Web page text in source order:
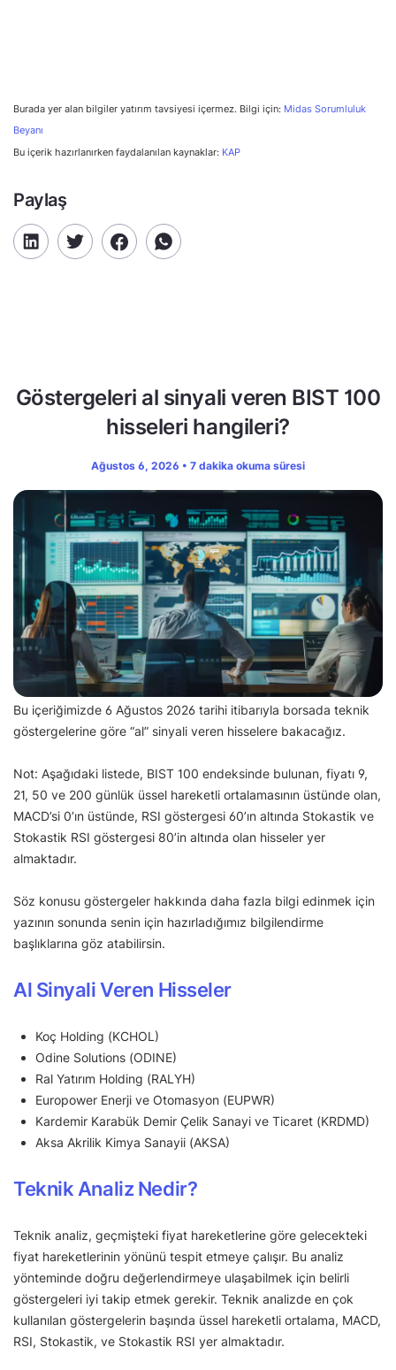
Burada yer alan bilgiler yatırım tavsiyesi içermez. Bilgi için: Midas Sorumluluk
Beyanı
Bu içerik hazırlanırken faydalanılan kaynaklar: KAP
Paylaş
Göstergeleri al sinyali veren BIST 100
hisseleri hangileri?
Ağustos 6, 2026 • 7 dakika okuma süresi
Bu içeriğimizde 6 Ağustos 2026 tarihi itibarıyla borsada teknik
göstergelerine göre “al” sinyali veren hisselere bakacağız.
Not: Aşağıdaki listede, BIST 100 endeksinde bulunan, fiyatı 9,
21, 50 ve 200 günlük üssel hareketli ortalamasının üstünde olan,
MACD’si 0’ın üstünde, RSI göstergesi 60’ın altında Stokastik ve
Stokastik RSI göstergesi 80’in altında olan hisseler yer
almaktadır.
Söz konusu göstergeler hakkında daha fazla bilgi edinmek için
yazının sonunda senin için hazırladığımız bilgilendirme
başlıklarına göz atabilirsin.
Al Sinyali Veren Hisseler
Koç Holding (KCHOL)
Odine Solutions (ODINE)
Ral Yatırım Holding (RALYH)
Europower Enerji ve Otomasyon (EUPWR)
Kardemir Karabük Demir Çelik Sanayi ve Ticaret (KRDMD)
Aksa Akrilik Kimya Sanayii (AKSA)
Teknik Analiz Nedir?
Teknik analiz, geçmişteki fiyat hareketlerine göre gelecekteki
fiyat hareketlerinin yönünü tespit etmeye çalışır. Bu analiz
yönteminde doğru değerlendirmeye ulaşabilmek için belirli
göstergeleri iyi takip etmek gerekir. Teknik analizde en çok
kullanılan göstergelerin başında üssel hareketli ortalama, MACD,
RSI, Stokastik, ve Stokastik RSI yer almaktadır.